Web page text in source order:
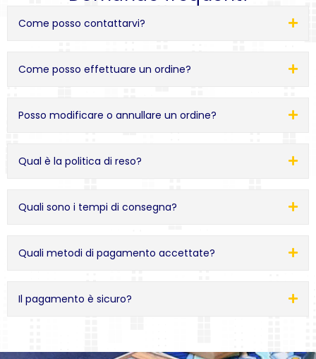
Come posso contattarvi?
Come posso effettuare un ordine?
Posso modificare o annullare un ordine?
Qual è la politica di reso?
Quali sono i tempi di consegna?
Quali metodi di pagamento accettate?
Il pagamento è sicuro?